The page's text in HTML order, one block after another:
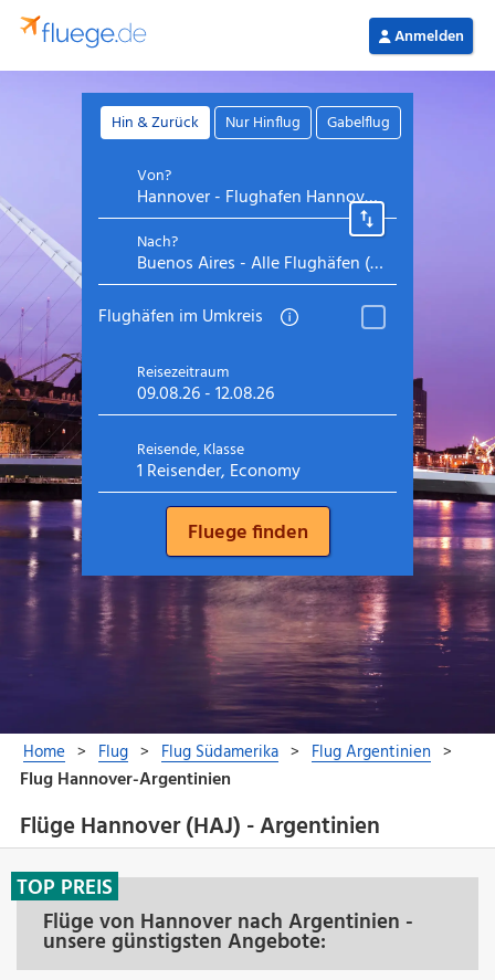
Flüge Hannover (HAJ) - Argentinien
Flüge von Hannover nach Argentinien -
unsere günstigsten Angebote:
TOP PREIS